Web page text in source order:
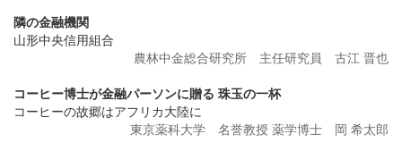
隣の金融機関
山形中央信用組合
農林中金総合研究所 主任研究員 古江 晋也
コーヒー博士が金融パーソンに贈る 珠玉の一杯
コーヒーの故郷はアフリカ大陸に
東京薬科大学 名誉教授 薬学博士 岡 希太郎